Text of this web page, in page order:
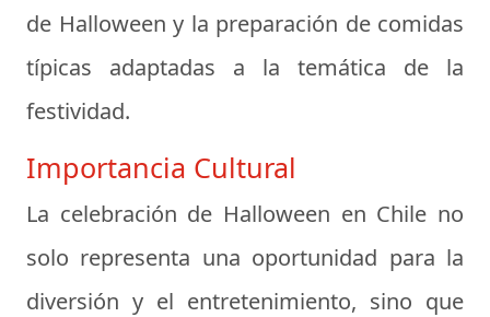
de Halloween y la preparación de comidas
típicas adaptadas a la temática de la
festividad.
Importancia Cultural
La celebración de Halloween en Chile no
solo representa una oportunidad para la
diversión y el entretenimiento, sino que